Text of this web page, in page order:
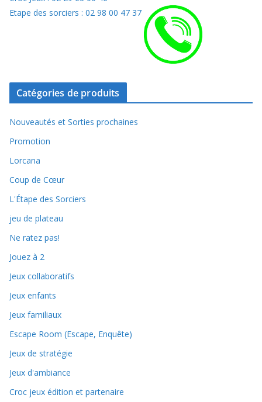
Etape des sorciers : 02 98 00 47 37
Catégories de produits
Nouveautés et Sorties prochaines
Promotion
Lorcana
Coup de Cœur
L'Étape des Sorciers
jeu de plateau
Ne ratez pas!
Jouez à 2
Jeux collaboratifs
Jeux enfants
Jeux familiaux
Escape Room (Escape, Enquête)
Jeux de stratégie
Jeux d'ambiance
Croc jeux édition et partenaire